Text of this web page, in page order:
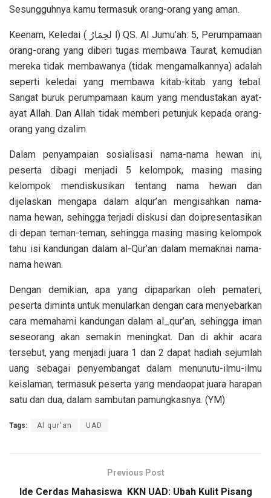
Sesungguhnya kamu termasuk orang-orang yang aman.
Keenam, Keledai ( ا لحِمَارُ) QS. Al Jumu’ah: 5, Perumpamaan
orang-orang yang diberi tugas membawa Taurat, kemudian
mereka tidak membawanya (tidak mengamalkannya) adalah
seperti keledai yang membawa kitab-kitab yang tebal.
Sangat buruk perumpamaan kaum yang mendustakan ayat-
ayat Allah. Dan Allah tidak memberi petunjuk kepada orang-
orang yang dzalim.
Dalam penyampaian sosialisasi nama-nama hewan ini,
peserta dibagi menjadi 5 kelompok, masing masing
kelompok mendiskusikan tentang nama hewan dan
dijelaskan mengapa dalam alqur’an mengisahkan nama-
nama hewan, sehingga terjadi diskusi dan doipresentasikan
di depan teman-teman, sehingga masing masing kelompok
tahu isi kandungan dalam al-Qur’an dalam memaknai nama-
nama hewan.
Dengan demikian, apa yang dipaparkan oleh pemateri,
peserta diminta untuk menularkan dengan cara menyebarkan
cara memahami kandungan dalam al_qur’an, sehingga iman
seseorang akan semakin meningkat. Dan di akhir acara
tersebut, yang menjadi juara 1 dan 2 dapat hadiah sejumlah
uang sebagai penyembangat dalam menunutu-ilmu-ilmu
keislaman, termasuk peserta yang mendaopat juara harapan
satu dan dua, dalam sambutan pamungkasnya. (YM)
Tags: Al qur'an UAD
Previous Post
Ide Cerdas Mahasiswa KKN UAD: Ubah Kulit Pisang